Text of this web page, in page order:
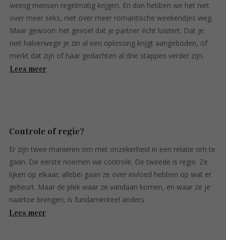
weinig mensen regelmatig krijgen. En dan hebben we het niet
over meer seks, niet over meer romantische weekendjes weg.
Maar gewoon: het gevoel dat je partner écht luistert. Dat je
niet halverwege je zin al een oplossing krijgt aangeboden, of
merkt dat zijn of haar gedachten al drie stappen verder zijn.
Lees meer
Controle of regie?
Er zijn twee manieren om met onzekerheid in een relatie om te
gaan. De eerste noemen we controle. De tweede is regie. Ze
lijken op elkaar; allebei gaan ze over invloed hebben op wat er
gebeurt. Maar de plek waar ze vandaan komen, en waar ze je
naartoe brengen, is fundamenteel anders.
Lees meer